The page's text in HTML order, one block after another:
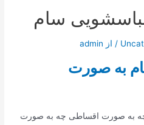
سام
/ از admin
به صورت
لباسشویی سام از گلدن 8 چه به صورت اقساطی چه به صورت